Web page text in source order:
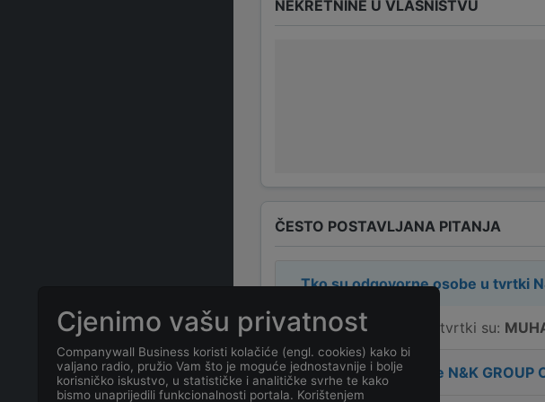
NEKRETNINE U VLASNIŠTVU
ČESTO POSTAVLJANA PITANJA
Tko su odgovorne osobe u tvrtki
Odgovorne osobe u tvrtki su:
Koja je adresa tvrtke N&K GROUP
Cjenimo vašu privatnost
Companywall Business koristi kolačiće (engl. cookies) kako bi
valjano radio, pružio Vam što je moguće jednostavnije i bolje
korisničko iskustvo, u statističke i analitičke svrhe te kako
bismo unaprijedili funkcionalnosti portala. Korištenjem